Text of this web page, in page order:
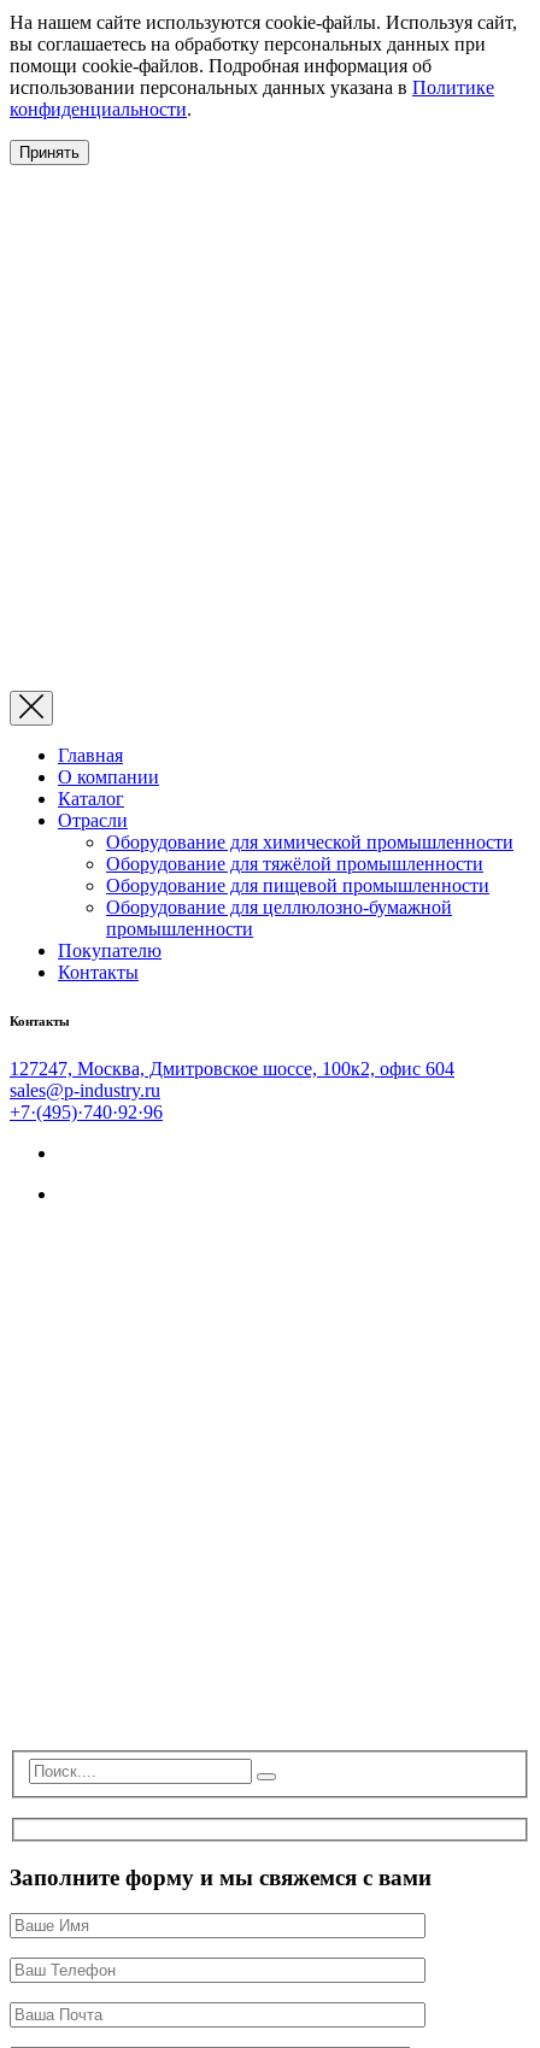
На нашем сайте используются cookie-файлы. Используя сайт,
вы соглашаетесь на обработку персональных данных при
помощи cookie-файлов. Подробная информация об
использовании персональных данных указана в Политике
конфиденциальности.
Принять
Главная
О компании
Каталог
Отрасли
Оборудование для химической промышленности
Оборудование для тяжёлой промышленности
Оборудование для пищевой промышленности
Оборудование для целлюлозно-бумажной
промышленности
Покупателю
Контакты
Контакты
127247, Москва, Дмитровское шоссе, 100к2, офис 604
sales@p-industry.ru
+7·(495)·740·92·96
Заполните форму и мы свяжемся с вами